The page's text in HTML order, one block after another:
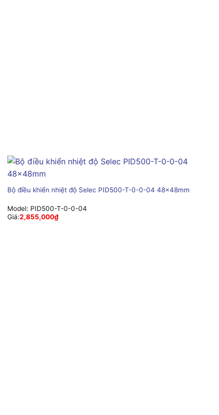
Bộ điều khiển nhiệt độ Selec PID500-T-0-0-04 48x48mm
Model: PID500-T-0-0-04
Giá:2,855,000₫